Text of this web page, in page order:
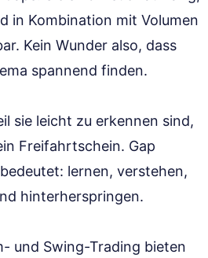
in Kombination mit Volumen
Kein Wunder also, dass
spannend finden.
sie leicht zu erkennen sind,
Freifahrtschein. Gap
lernen, verstehen,
hinterherspringen.
und Swing-Trading bieten